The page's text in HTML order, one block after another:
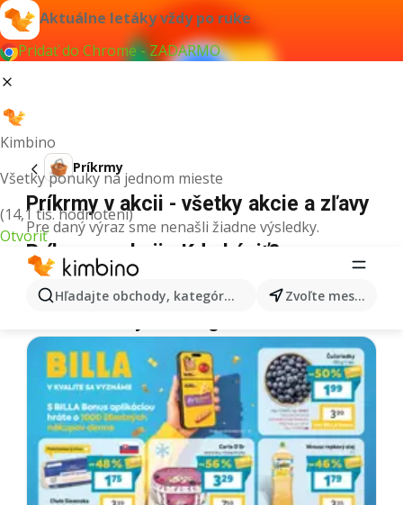
Aktuálne letáky vždy po ruke
Pridať do Chrome - ZADARMO
Kimbino
Všetky ponuky na jednom mieste
(14,1 tis. hodnotení)
Otvoriť
Hľadajte obchody, kategórie, produkty... Zvoľte mesto
Príkrmy
Príkrmy v akcii - všetky akcie a zľavy
Pre daný výraz sme nenašli žiadne výsledky.
Príkrmy v akcii - Kde kúpiť?